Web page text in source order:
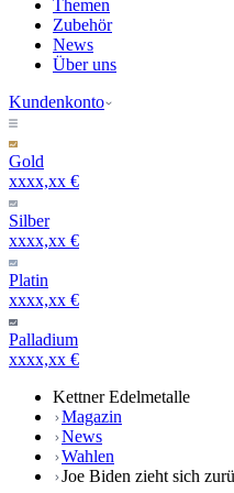
Themen
Zubehör
News
Über uns
Kundenkonto
Gold
xxxx,xx €
Silber
xxxx,xx €
Platin
xxxx,xx €
Palladium
xxxx,xx €
Kettner Edelmetalle
Magazin
News
Wahlen
Joe Biden zieht sich